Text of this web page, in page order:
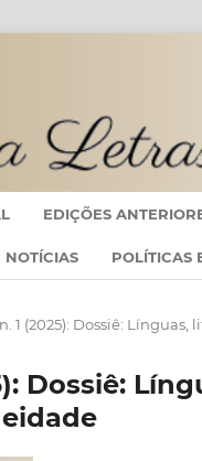
EDIÇÕES
NOTÍCIAS POLÍTICAS
n. 1 (2025): Dossiê:
Dossiê: